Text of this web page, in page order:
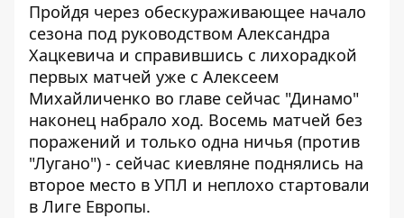
Пройдя через обескураживающее начало
сезона под руководством Александра
Хацкевича и справившись с лихорадкой
первых матчей уже с Алексеем
Михайличенко во главе сейчас "Динамо"
наконец набрало ход. Восемь матчей без
поражений и только одна ничья (против
"Лугано") - сейчас киевляне поднялись на
второе место в УПЛ и неплохо стартовали
в Лиге Европы.